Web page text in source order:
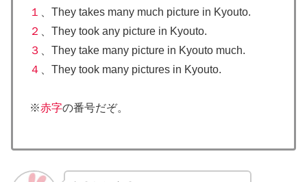
１
、They takes many much picture in Kyouto.
２
、They took any picture in Kyouto.
３
、They take many picture in Kyouto much.
４
、They took many pictures in Kyouto.
※赤字の番号だぞ。